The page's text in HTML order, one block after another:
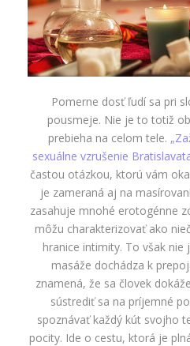
Pomerne dosť ľudí sa pri
pousmeje. Nie je to totiž
prebieha na celom tele.
sexuálne vzrušenie
častou otázkou, ktorú vám
je zameraná aj na
zasahuje mnohé erotogénne
môžu charakterizovať ako
hranice intimity. To však nie
masáže dochádza k
znamená, že sa človek
sústrediť sa na príjemné
spoznávať každý kút svojho
pocity. Ide o cestu, ktorá je